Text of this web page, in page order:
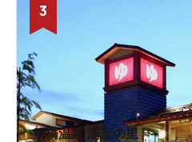
3
船橋温泉 湯楽の里